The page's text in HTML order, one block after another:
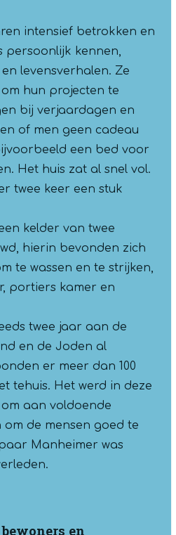
intensief betrokken en
persoonlijk kennen,
levensverhalen. Ze
hun projecten te
bij verjaardagen en
of men geen cadeau
een bed voor
Het huis zat al snel vol.
twee keer een stuk
kelder van twee
hierin bevonden zich
te wassen en te strijken,
portiers kamer en
twee jaar aan de
en de Joden al
er meer dan 100
tehuis. Het werd in deze
aan voldoende
om de mensen goed te
Manheimer was
en